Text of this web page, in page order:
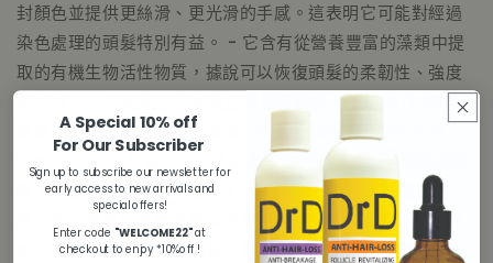
封顏色並提供更絲滑、更光滑的手感。這表明它可能對經過
染色處理的頭髮特別有益。 - 它含有從營養豐富的藻類中提
取的有機生物活性物質，據說可以恢復頭髮的柔韌性、強度
和彈性。 - 天然成份為染髮提供最佳健康。 - UVA/UVB 防
曬霜用於防止褪色和環境破壞，有助於保持頭髮顏色活力。
**結果：** - 你提到這款洗髮水對你的頭髮產生了明顯的影
響，這是一個強有力的認可！ **整體：** - 根據您的經
驗，您似乎會向其他有類似頭髮問題的洗髮水推薦這款洗髮
水。 - 它特別適合頭髮粗糙、捲曲、捲曲、不守規矩或難以
A Special 10% off
For Our Subscriber
Sign up to subscribe our newsletter for
early access to new arrivals and
special offers!
Enter code "WELCOME22"at
checkout to enjoy *10%off !